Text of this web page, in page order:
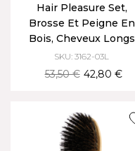
Hair Pleasure Set,
Brosse Et Peigne En
Bois, Cheveux Longs
SKU: 3162-03L
53,50 € 42,80 €